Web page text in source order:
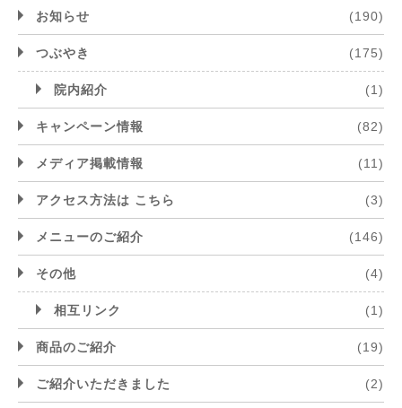
お知らせ (190)
つぶやき (175)
院内紹介 (1)
キャンペーン情報 (82)
メディア掲載情報 (11)
アクセス方法は こちら (3)
メニューのご紹介 (146)
その他 (4)
相互リンク (1)
商品のご紹介 (19)
ご紹介いただきました (2)